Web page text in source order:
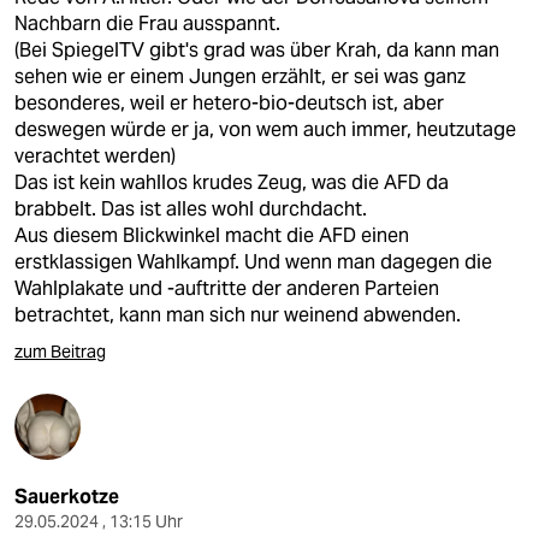
Nachbarn die Frau ausspannt.
(Bei SpiegelTV gibt's grad was über Krah, da kann man
sehen wie er einem Jungen erzählt, er sei was ganz
besonderes, weil er hetero-bio-deutsch ist, aber
deswegen würde er ja, von wem auch immer, heutzutage
verachtet werden)
Das ist kein wahllos krudes Zeug, was die AFD da
brabbelt. Das ist alles wohl durchdacht.
Aus diesem Blickwinkel macht die AFD einen
erstklassigen Wahlkampf. Und wenn man dagegen die
Wahlplakate und -auftritte der anderen Parteien
betrachtet, kann man sich nur weinend abwenden.
zum Beitrag
Sauerkotze
29.05.2024 , 13:15 Uhr